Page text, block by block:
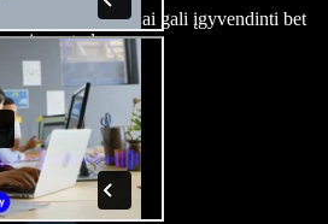
– kūrėjai gali įgyvendinti bet
metodų.